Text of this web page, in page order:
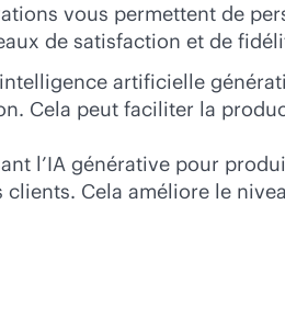
vous permettent de
de satisfaction et de
artificielle
Cela peut faciliter la
l’IA générative pour
Cela améliore le